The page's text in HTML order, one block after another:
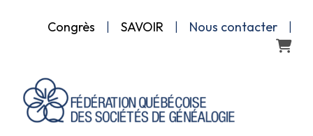
Congrès | SAVOIR | Nous contacter |
Panier